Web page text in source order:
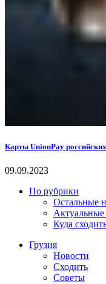
Карты UnionPay
09.09.2023
По рубрики
Остальные
Куда
Грузия
Новости
Сходить
Советы